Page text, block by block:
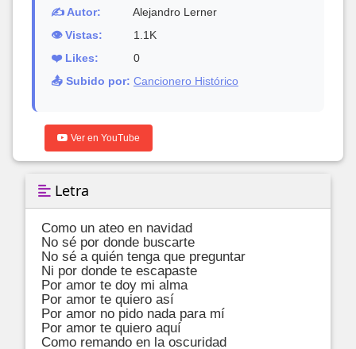
✍️ Autor:
Alejandro Lerner
👁️ Vistas:
1.1K
❤️ Likes:
0
📤 Subido por: Cancionero Histórico
Ver en YouTube
Letra
Como un ateo en navidad
No sé por donde buscarte
No sé a quién tenga que preguntar
Ni por donde te escapaste
Por amor te doy mi alma
Por amor te quiero así
Por amor no pido nada para mí
Por amor te quiero aquí
Como remando en la oscuridad